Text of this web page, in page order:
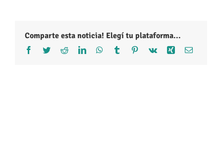
Comparte esta noticia! Elegí tu plataforma...
Facebook
TwitterRedditLinkedInWhatsApp
Tumblr Pinterest
Vk Xing Correo